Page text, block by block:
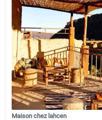
Maison chez lahcen